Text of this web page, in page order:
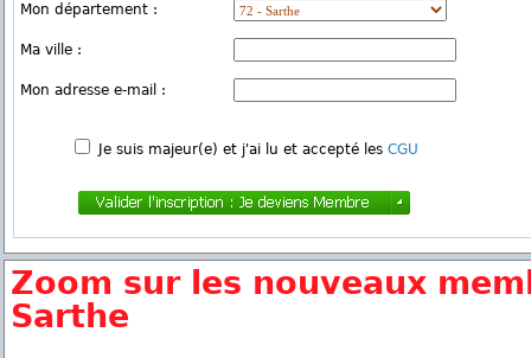
Mon département :
Ma ville :
Mon adresse e-mail :
Je suis majeur(e) et j'ai lu et accepté les CGU
Zoom sur les nouveaux
Sarthe